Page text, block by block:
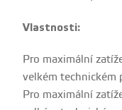
Vlastnosti:
Pro maximální
velkém technickém
Pro maximální